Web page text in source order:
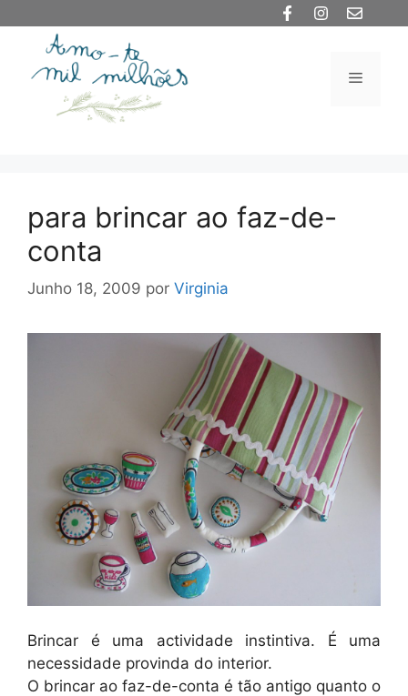
conteúdo
Menu
para brincar ao faz-de-
conta
Junho 18, 2009 por Virginia
Brincar é uma actividade instintiva. É uma
necessidade provinda do interior.
O brincar ao faz-de-conta é tão antigo quanto o